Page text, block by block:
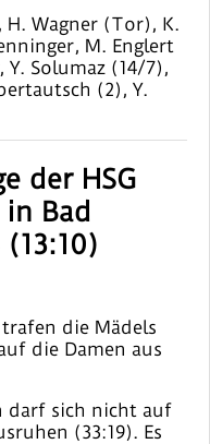
Wagner (Tor), K.
M. Englert
Y. Solumaz (14/7),
(2), Y.
der HSG
Bad
die Mädels
die Damen aus
darf sich nicht auf
(33:19). Es